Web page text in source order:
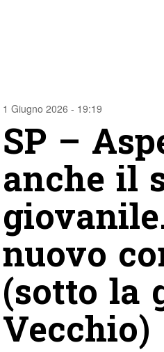
1 Giugno 2026 - 19:19
SP –
anche il
nuovo
(sotto la
Vecchio)